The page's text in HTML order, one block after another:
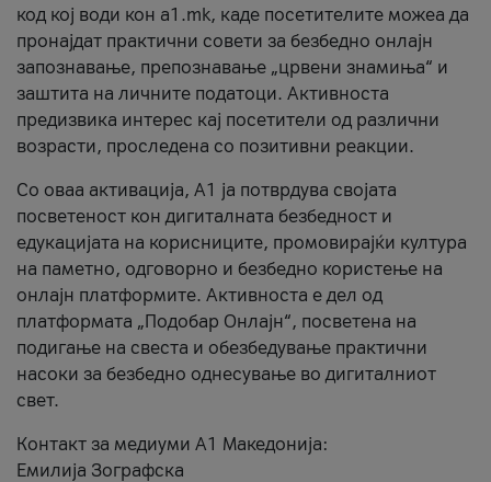
код кој води кон a1.mk, каде посетителите можеа да
пронајдат практични совети за безбедно онлајн
запознавање, препознавање „црвени знамиња“ и
заштита на личните податоци. Активноста
предизвика интерес кај посетители од различни
возрасти, проследена со позитивни реакции.
Со оваа активација, А1 ја потврдува својата
посветеност кон дигиталната безбедност и
едукацијата на корисниците, промовирајќи култура
на паметно, одговорно и безбедно користење на
онлајн платформите. Активноста е дел од
платформата „Подобар Онлајн“, посветена на
подигање на свеста и обезбедување практични
насоки за безбедно однесување во дигиталниот
свет.
Контакт за медиуми А1 Македонија:
Емилија Зографска